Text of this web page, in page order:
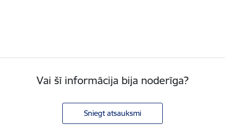
Vai šī informācija bija noderīga?
Sniegt atsauksmi